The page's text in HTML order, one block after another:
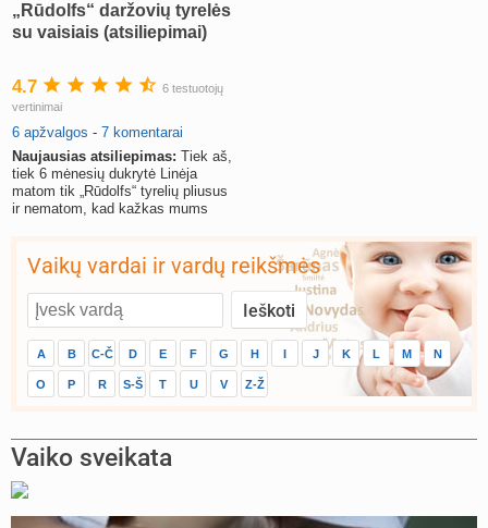
„Rūdolfs“ daržovių tyrelės
su vaisiais (atsiliepimai)
4.7
6 testuotojų
vertinimai
6 apžvalgos - 7 komentarai
Naujausias atsiliepimas: Tiek aš,
tiek 6 mėnesių dukrytė Linėja
matom tik „Rūdolfs“ tyrelių pliusus
ir nematom, kad kažkas mums
Vaikų vardai ir vardų reikšmės
A B C-Č D E F G H I J K L M N
O P R S-Š T U V Z-Ž
Vaiko sveikata